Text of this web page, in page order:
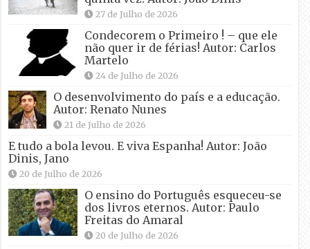
27 de Julho de 2026
Condecorem o Primeiro ! – que ele
não quer ir de férias! Autor: Carlos
Martelo
24 de Julho de 2026
O desenvolvimento do país e a educação.
Autor: Renato Nunes
21 de Julho de 2026
E tudo a bola levou. E viva Espanha! Autor: João
Dinis, Jano
20 de Julho de 2026
O ensino do Português esqueceu-se
dos livros eternos. Autor: Paulo
Freitas do Amaral
20 de Julho de 2026